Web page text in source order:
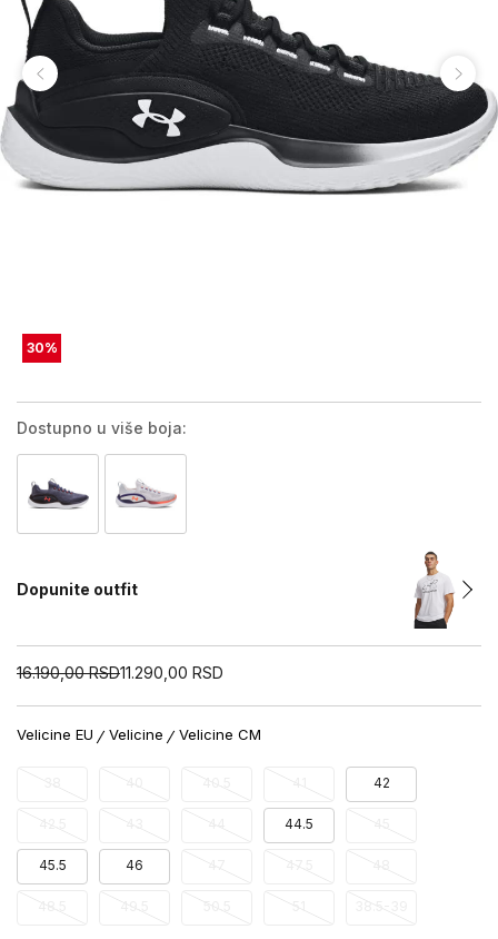
30%
Dostupno u više boja:
Dopunite outfit
16.190,00 RSD11.290,00 RSD
Velicine EU Velicine Velicine CM
42
44.5
45.5 46
38.5-39